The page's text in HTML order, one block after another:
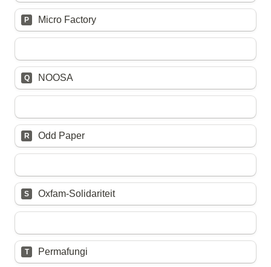
Untitled multiple choice field
P Micro Factory
Untitled multiple choice field
Q NOOSA
Untitled multiple choice field
R Odd Paper
Untitled multiple choice field
S Oxfam-Solidariteit
Untitled multiple choice field
T Permafungi